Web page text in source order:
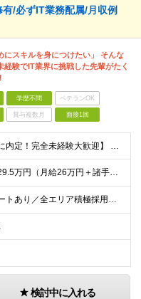
/必ずIT業務配属/月収例
にスキルを身につけたい」 そんな
経験でIT業界に挑戦した先輩がたく
学歴不問 ベテランOK
賞与複数月 面接1回
【最短で面接当日に内定！完全未経験大歓迎】 ・業種／職種未経験歓迎 ・社会人デビュー、第二新卒、既卒者大歓迎 ・学歴不問（文系、理系不問） ・20代～30代、男女問わず活躍中 ・服装、髪色自由 ・明確
【首都圏】月収例29.5万円（月給26万円＋諸手当） 【東海・関西】月収例28.5万円（月給25万円＋諸手当） 【九州】月収例26万円（月給23万円＋諸手当） ※経験・スキル・前職給与を踏まえ、総合
【転勤なし／リモートあり／全エリア積極採用中】 ・大手企業のプロジェクトが中心 ・勤務エリアは希望を考慮し決定 ・研修はリモートメインで実施します ・U&Iターンの方も大歓迎◎ ＜主なエリア＞ ■首
検討中に入れる